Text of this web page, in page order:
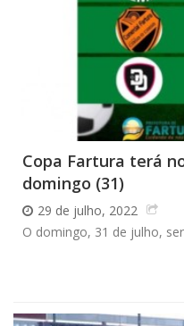
Copa Fartura terá
domingo (31)
29 de julho, 2022
O domingo, 31 de julho,